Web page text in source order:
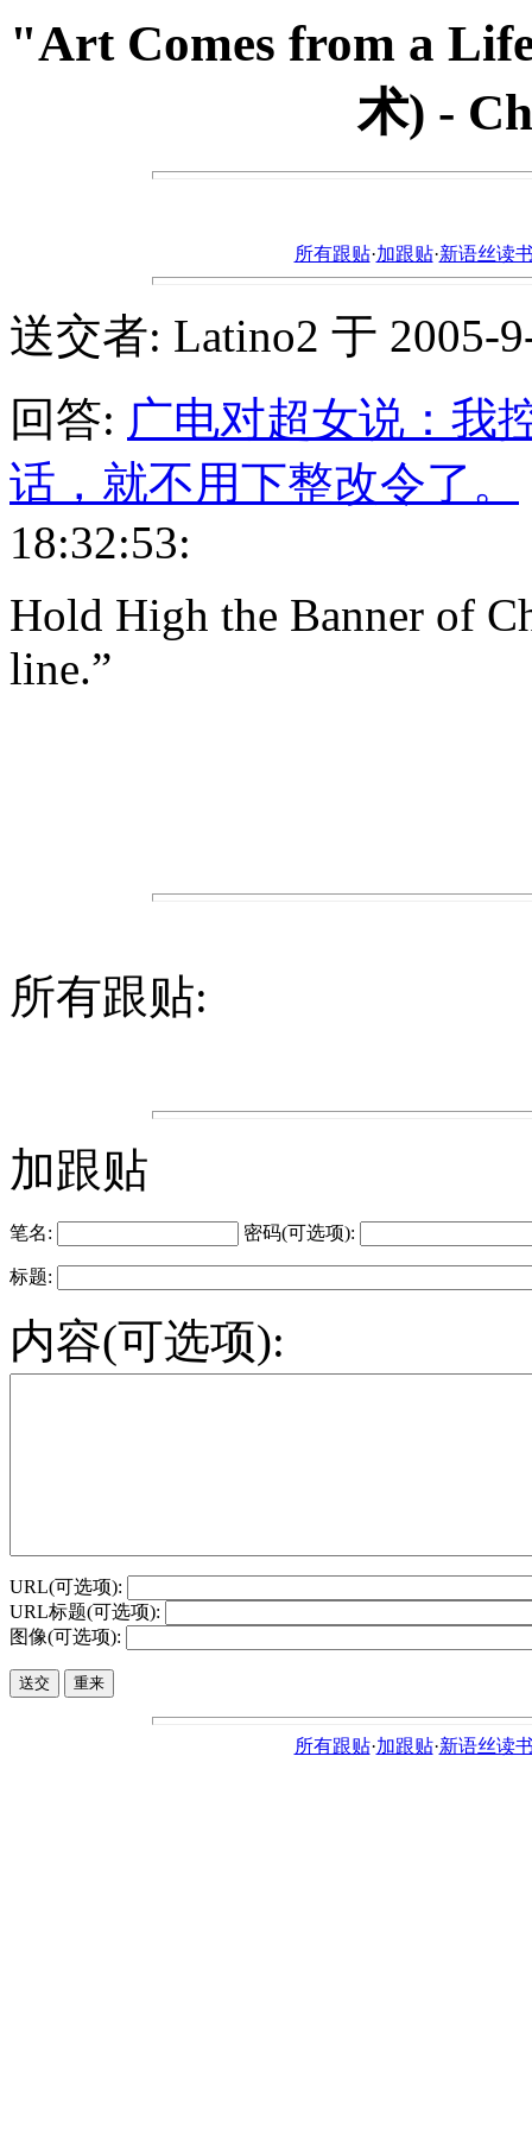
"Art Comes from a
术) -
所有跟贴·加跟贴·新语丝读
送交者: Latino2 于 2005-
回答: 广电对超女说：我
话，就不用下整改令了。
18:32:53:
Hold High the Banner of
line.”
所有跟贴:
加跟贴
笔名: 密码(可选项):
标题:
内容(可选项):
URL(可选项):
URL标题(可选项):
图像(可选项):
所有跟贴·加跟贴·新语丝读